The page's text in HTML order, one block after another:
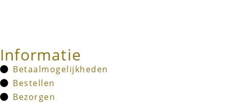
Informatie
Betaalmogelijkheden
Bestellen
Bezorgen